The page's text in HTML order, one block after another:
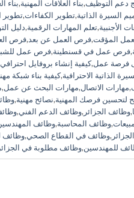
دعم التوظيف,بناء العلاقات المهنية,بناء
السيرة الذاتية,تطوير الكفاءات,تطوير
الأجنبية,تعلم المهارات الرقمية,دليل
المؤقت,فرص العمل عن بعد,فرص
,فرص عمل في قسنطينة,فرص عمل
فرصة عمل,كيفية إنشاء بروفايل احترافي
الذاتية الاحترافية,كيفية بناء شبكة
,مهارات الاتصال,مهارات البحث عن عمل,
لتحسين فرصك المهنية,نصائح مهنية,
,وظائف الجزائر ,وظائف الدعم الفني,
,وظائف المحاسبة,وظائف
,وظائف في القطاع الصحي,وظائف
للمهندسين,وظائف مطلوبة في الجزائر